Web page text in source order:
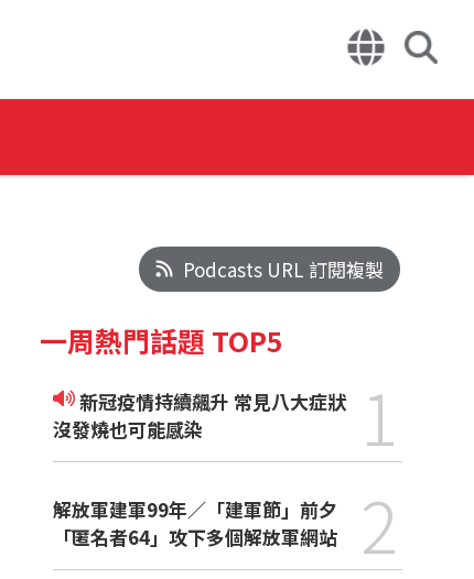
Podcasts URL 訂閱複製
一周熱門話題 TOP5
新冠疫情持續飆升 常見八大症狀
沒發燒也可能感染
1
解放軍建軍99年／「建軍節」前夕
「匿名者64」攻下多個解放軍網站
2